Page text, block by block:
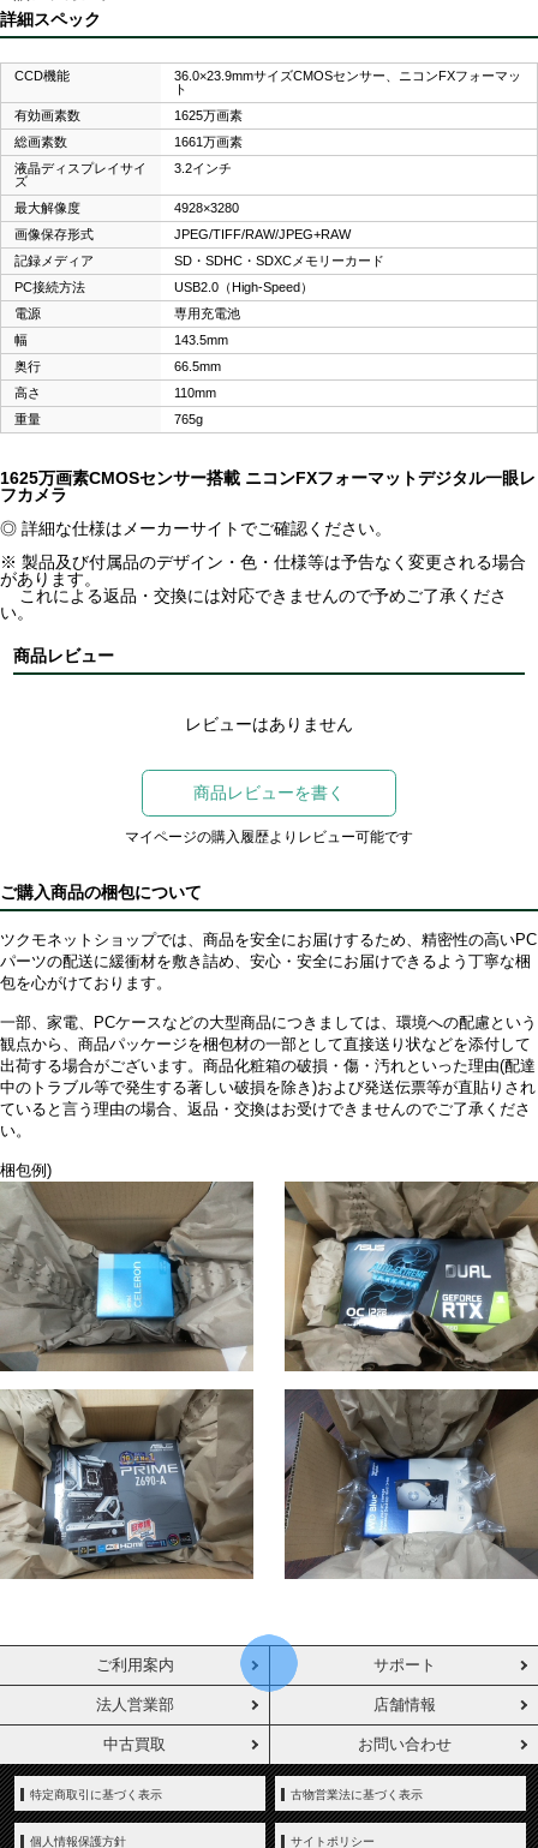
詳細スペック
CCD機能
36.0×23.9mmサイズCMOSセンサー、ニコンFXフォーマッ
ト
有効画素数
1625万画素
総画素数
1661万画素
液晶ディスプレイサイ
ズ
3.2インチ
最大解像度
4928×3280
画像保存形式
JPEG/TIFF/RAW/JPEG+RAW
記録メディア
SD・SDHC・SDXCメモリーカード
PC接続方法
USB2.0（High-Speed）
電源
専用充電池
幅
143.5mm
奥行
66.5mm
高さ
110mm
重量
765g
1625万画素CMOSセンサー搭載 ニコンFXフォーマットデジタル一眼レ
フカメラ
◎ 詳細な仕様はメーカーサイトでご確認ください。
※ 製品及び付属品のデザイン・色・仕様等は予告なく変更される場合
があります。
これによる返品・交換には対応できませんので予めご了承くださ
い。
商品レビュー
レビューはありません
商品レビューを書く
マイページの購入履歴よりレビュー可能です
ご購入商品の梱包について
ツクモネットショップでは、商品を安全にお届けするため、精密性の高いPC
パーツの配送に緩衝材を敷き詰め、安心・安全にお届けできるよう丁寧な梱
包を心がけております。
一部、家電、PCケースなどの大型商品につきましては、環境への配慮という
観点から、商品パッケージを梱包材の一部として直接送り状などを添付して
出荷する場合がございます。商品化粧箱の破損・傷・汚れといった理由(配達
中のトラブル等で発生する著しい破損を除き)および発送伝票等が直貼りされ
ていると言う理由の場合、返品・交換はお受けできませんのでご了承くださ
い。
梱包例)
ご利用案内 サポート
法人営業部 店舗情報
中古買取 お問い合わせ
特定商取引に基づく表示 古物営業法に基づく表示
個人情報保護方針 サイトポリシー